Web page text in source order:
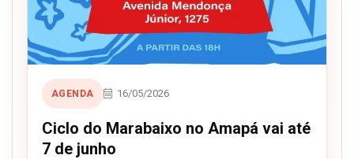
AGENDA 16/05/2026
Ciclo do Marabaixo no Amapá vai até
7 de junho